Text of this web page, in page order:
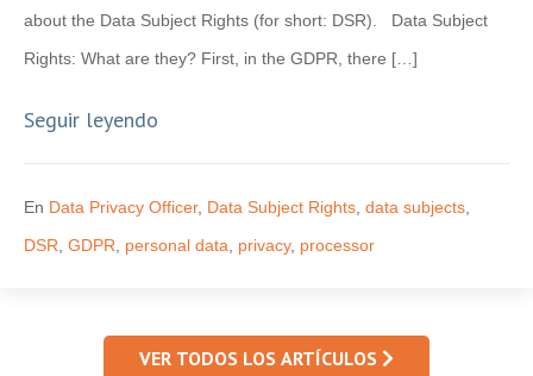
about the Data Subject Rights (for short: DSR). Data Subject
Rights: What are they? First, in the GDPR, there […]
Seguir leyendo
En Data Privacy Officer, Data Subject Rights data subjects
DSR GDPR personal data privacy, processor
VER TODOS LOS ARTÍCULOS